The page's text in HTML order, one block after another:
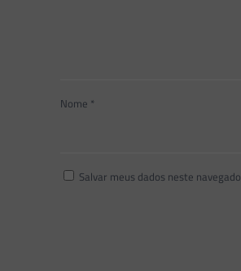
Nome *
Salvar meus dados neste